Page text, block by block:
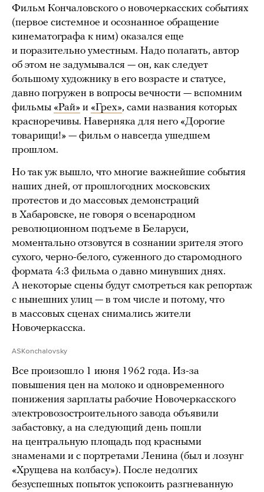
Фильм Кончаловского о новочеркасских событиях
(первое системное и осознанное обращение
кинематографа к ним) оказался еще
и поразительно уместным. Надо полагать, автор
об этом не задумывался — он, как следует
большому художнику в его возрасте и статусе,
давно погружен в вопросы вечности — вспомним
фильмы «Рай» и «Грех», сами названия которых
красноречивы. Наверняка для него «Дорогие
товарищи!» — фильм о навсегда ушедшем
прошлом.
Но так уж вышло, что многие важнейшие события
наших дней, от прошлогодних московских
протестов и до массовых демонстраций
в Хабаровске, не говоря о всенародном
революционном подъеме в Беларуси,
моментально отзовутся в сознании зрителя этого
сухого, черно-белого, суженного до старомодного
формата 4:3 фильма о давно минувших днях.
А некоторые сцены будут смотреться как репортаж
с нынешних улиц — в том числе и потому, что
в массовых сценах снимались жители
Новочеркасска.
ASKonchalovsky
Все произошло 1 июня 1962 года. Из-за
повышения цен на молоко и одновременного
понижения зарплаты рабочие Новочеркасского
электровозостроительного завода объявили
забастовку, а на следующий день пошли
на центральную площадь под красными
знаменами и с портретами Ленина (был и лозунг
«Хрущева на колбасу»). После недолгих
безуспешных попыток успокоить разгневанную